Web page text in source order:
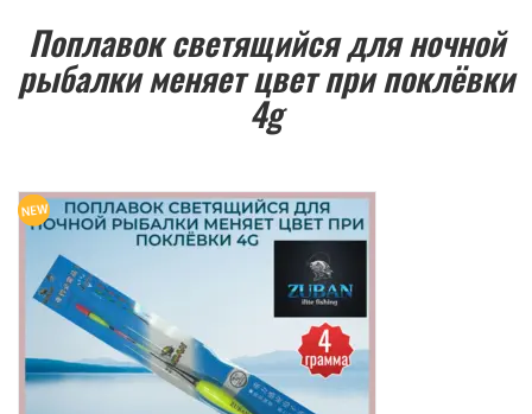
Поплавок светящийся для ночной
рыбалки меняет цвет при поклёвки
4g